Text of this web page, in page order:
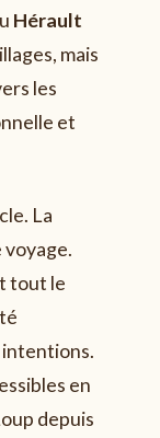
Hérault
mais
les
et
La
voyage.
tout le
intentions.
en
depuis